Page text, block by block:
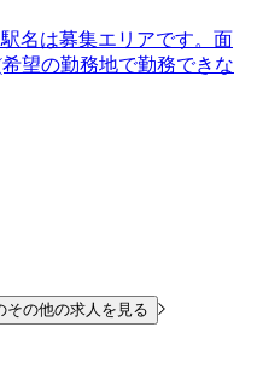
名は募集エリアです。面
望の勤務地で勤務できな
その他の求人を見る